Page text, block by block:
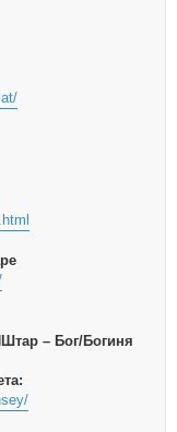
– Бог/Богиня